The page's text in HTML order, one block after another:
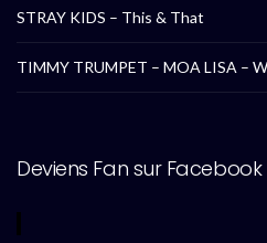
STRAY KIDS – This & That
TIMMY TRUMPET – MOA LISA –
Deviens Fan sur Facebook